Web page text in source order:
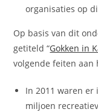
organisaties op
Op basis van dit
getiteld “Gokken in
volgende feiten aan
In 2011 waren
miljoen